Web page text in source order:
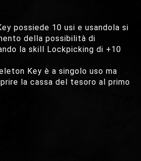
possiede 10 usi e usandola si
della possibilità di
la skill Lockpicking di +10
Key è a singolo uso ma
la cassa del tesoro al primo